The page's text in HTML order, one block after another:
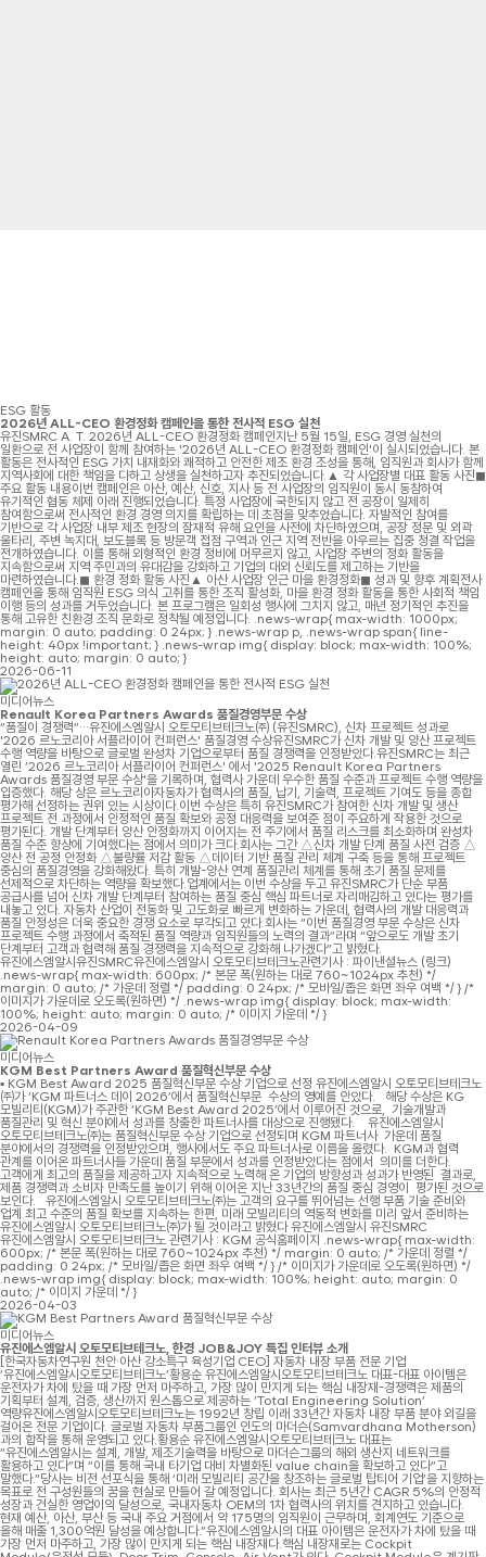
ESG 활동
2026년 ALL-CEO 환경정화 캠페인을 통한 전사적 ESG 실천
유진SMRC A. T. 2026년 ALL-CEO 환경정화 캠페인지난 5월 15일, ESG 경영 실천의
일환으로 전 사업장이 함께 참여하는 '2026년 ALL-CEO 환경정화 캠페인'이 실시되었습니다. 본
활동은 전사적인 ESG 가치 내재화와 쾌적하고 안전한 제조 환경 조성을 통해, 임직원과 회사가 함께
지역사회에 대한 책임을 다하고 상생을 실천하고자 추진되었습니다.▲ 각 사업장별 대표 활동 사진◼
주요 활동 내용이번 캠페인은 아산, 예산, 신호, 지사 등 전 사업장의 임직원이 동시 동참하여
유기적인 협동 체제 아래 진행되었습니다. 특정 사업장에 국한되지 않고 전 공장이 일제히
참여함으로써 전사적인 환경 경영 의지를 확립하는 데 초점을 맞추었습니다. 자발적인 참여를
기반으로 각 사업장 내부 제조 현장의 잠재적 유해 요인을 사전에 차단하였으며, 공장 정문 및 외곽
울타리, 주변 녹지대, 보도블록 등 방문객 접점 구역과 인근 지역 전반을 아우르는 집중 청결 작업을
전개하였습니다. 이를 통해 외형적인 환경 정비에 머무르지 않고, 사업장 주변의 정화 활동을
지속함으로써 지역 주민과의 유대감을 강화하고 기업의 대외 신뢰도를 제고하는 기반을
마련하였습니다.◼ 환경 정화 활동 사진▲ 아산 사업장 인근 마을 환경정화◼ 성과 및 향후 계획전사
캠페인을 통해 임직원 ESG 의식 고취를 통한 조직 활성화, 마을 환경 정화 활동을 통한 사회적 책임
이행 등의 성과를 거두었습니다. 본 프로그램은 일회성 행사에 그치지 않고, 매년 정기적인 추진을
통해 고유한 친환경 조직 문화로 정착될 예정입니다. .news-wrap{ max-width: 1000px;
margin: 0 auto; padding: 0 24px; } .news-wrap p, .news-wrap span{ line-
height: 40px !important; } .news-wrap img{ display: block; max-width: 100%;
height: auto; margin: 0 auto; }
2026-06-11
미디어뉴스
Renault Korea Partners Awards 품질경영부문 수상
“품질이 경쟁력”…유진에스엠알시 오토모티브테크노㈜ (유진SMRC), 신차 프로젝트 성과로
'2026 르노코리아 서플라이어 컨퍼런스' 품질경영 수상유진SMRC가 신차 개발 및 양산 프로젝트
수행 역량을 바탕으로 글로벌 완성차 기업으로부터 품질 경쟁력을 인정받았다.유진SMRC는 최근
열린 ‘2026 르노코리아 서플라이어 컨퍼런스' 에서 '2025 Renault Korea Partners
Awards 품질경영 부문 수상'을 기록하며, 협력사 가운데 우수한 품질 수준과 프로젝트 수행 역량을
입증했다. 해당 상은 르노코리아자동차가 협력사의 품질, 납기, 기술력, 프로젝트 기여도 등을 종합
평가해 선정하는 권위 있는 시상이다.이번 수상은 특히 유진SMRC가 참여한 신차 개발 및 생산
프로젝트 전 과정에서 안정적인 품질 확보와 공정 대응력을 보여준 점이 주요하게 작용한 것으로
평가된다. 개발 단계부터 양산 안정화까지 이어지는 전 주기에서 품질 리스크를 최소화하며 완성차
품질 수준 향상에 기여했다는 점에서 의미가 크다.회사는 그간 △신차 개발 단계 품질 사전 검증 △
양산 전 공정 안정화 △불량률 저감 활동 △데이터 기반 품질 관리 체계 구축 등을 통해 프로젝트
중심의 품질경영을 강화해왔다. 특히 개발-양산 연계 품질관리 체계를 통해 초기 품질 문제를
선제적으로 차단하는 역량을 확보했다.업계에서는 이번 수상을 두고 유진SMRC가 단순 부품
공급사를 넘어 신차 개발 단계부터 참여하는 품질 중심 핵심 파트너로 자리매김하고 있다는 평가를
내놓고 있다. 자동차 산업이 전동화 및 고도화로 빠르게 변화하는 가운데, 협력사의 개발 대응력과
품질 안정성은 더욱 중요한 경쟁 요소로 부각되고 있다.회사는 “이번 품질경영 부문 수상은 신차
프로젝트 수행 과정에서 축적된 품질 역량과 임직원들의 노력의 결과”라며 “앞으로도 개발 초기
단계부터 고객과 협력해 품질 경쟁력을 지속적으로 강화해 나가겠다”고 밝혔다.
유진에스엠알시유진SMRC유진에스엠알시 오토모티브테크노관련기사 : 파이낸셜뉴스 (링크)
.news-wrap{ max-width: 600px; /* 본문 폭(원하는 대로 760~1024px 추천) */
margin: 0 auto; /* 가운데 정렬 */ padding: 0 24px; /* 모바일/좁은 화면 좌우 여백 */ } /*
이미지가 가운데로 오도록(원하면) */ .news-wrap img{ display: block; max-width:
100%; height: auto; margin: 0 auto; /* 이미지 가운데 */ }
2026-04-09
미디어뉴스
KGM Best Partners Award 품질혁신부문 수상
▪ KGM Best Award 2025 품질혁신부문 수상 기업으로 선정 유진에스엠알시 오토모티브테크노
㈜가 ‘KGM 파트너스 데이 2026’에서 품질혁신부문 수상의 영예를 안았다. 해당 수상은 KG
모빌리티(KGM)가 주관한 ‘KGM Best Award 2025’에서 이루어진 것으로, 기술개발과
품질관리 및 혁신 분야에서 성과를 창출한 파트너사를 대상으로 진행됐다. 유진에스엠알시
오토모티브테크노㈜는 품질혁신부문 수상 기업으로 선정되며 KGM 파트너사 가운데 품질
분야에서의 경쟁력을 인정받았으며, 행사에서도 주요 파트너사로 이름을 올렸다. KGM과 협력
관계를 이어온 파트너사들 가운데 품질 부문에서 성과를 인정받았다는 점에서 의미를 더한다.
고객에게 최고의 품질을 제공하고자 지속적으로 노력해 온 기업의 방향성과 성과가 반영된 결과로,
제품 경쟁력과 소비자 만족도를 높이기 위해 이어온 지난 33년간의 품질 중심 경영이 평가된 것으로
보인다. 유진에스엠알시 오토모티브테크노㈜는 고객의 요구를 뛰어넘는 선행 부품 기술 준비와
업계 최고 수준의 품질 확보를 지속하는 한편, 미래 모빌리티의 역동적 변화를 미리 앞서 준비하는
유진에스엠알시 오토모티브테크노㈜가 될 것이라고 밝혔다 유진에스엠알시 유진SMRC
유진에스엠알시 오토모티브테크노 관련기사 : KGM 공식홈페이지 .news-wrap{ max-width:
600px; /* 본문 폭(원하는 대로 760~1024px 추천) */ margin: 0 auto; /* 가운데 정렬 */
padding: 0 24px; /* 모바일/좁은 화면 좌우 여백 */ } /* 이미지가 가운데로 오도록(원하면) */
.news-wrap img{ display: block; max-width: 100%; height: auto; margin: 0
auto; /* 이미지 가운데 */ }
2026-04-03
미디어뉴스
유진에스엠알시 오토모티브테크노, 한경 JOB&JOY 특집 인터뷰 소개
[한국자동차연구원 천안·아산 강소특구 육성기업 CEO] 자동차 내장 부품 전문 기업
‘유진에스엠알시오토모티브테크노’황용순 유진에스엠알시오토모티브테크노 대표-대표 아이템은
운전자가 차에 탔을 때 가장 먼저 마주하고, 가장 많이 만지게 되는 핵심 내장재-경쟁력은 제품의
기획부터 설계, 검증, 생산까지 원스톱으로 제공하는 ‘Total Engineering Solution’
역량유진에스엠알시오토모티브테크노는 1992년 창립 이래 33년간 자동차 내장 부품 분야 외길을
걸어온 전문 기업이다. 글로벌 자동차 부품그룹인 인도의 마더슨(Samvardhana Motherson)
과의 합작을 통해 운영되고 있다.황용순 유진에스엠알시오토모티브테크노 대표는
“유진에스엠알시는 설계, 개발, 제조기술력을 바탕으로 마더슨그룹의 해외 생산지 네트워크를
활용하고 있다”며 “이를 통해 국내 타기업 대비 차별화된 value chain을 확보하고 있다”고
말했다.“당사는 비전 선포식을 통해 ‘미래 모빌리티 공간을 창조하는 글로벌 탑티어 기업’을 지향하는
목표로 전 구성원들의 꿈을 현실로 만들어 갈 예정입니다. 회사는 최근 5년간 CAGR 5%의 안정적
성장과 건실한 영업이익 달성으로, 국내자동차 OEM의 1차 협력사의 위치를 견지하고 있습니다.
현재 예산, 아산, 부산 등 국내 주요 거점에서 약 175명의 임직원이 근무하며, 회계연도 기준으로
올해 매출 1,300억원 달성을 예상합니다.”유진에스엠알시의 대표 아이템은 운전자가 차에 탔을 때
가장 먼저 마주하고, 가장 많이 만지게 되는 핵심 내장재다.핵심 내장재로는 Cockpit